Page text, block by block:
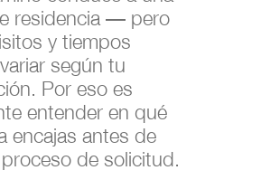
residencia — pero
y tiempos
según tu
Por eso es
entender en qué
encajas antes de
de solicitud.